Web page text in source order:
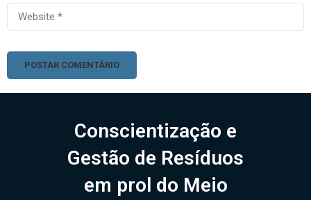
Conscientização e
Gestão de Resíduos
em prol do Meio